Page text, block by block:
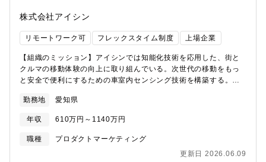
株式会社アイシン
リモートワーク可 フレックスタイム制度 上場企業
【組織のミッション】アイシンでは知能化技術を応用した、街と
クルマの移動体験の向上に取り組んでいる。次世代の移動をもっ
と安全で便利にするための車室内センシング技術を構築する。
技術を構築します。ソフトウェア開発やデータ開発でありなが
ら、実車と接続した機能開発を行う事で、自分のアイデアで形作
る未来のクルマを実感しながら進めることが出来ます。新しいこ
とにチャレンジできます。【業務のやりがい】・最先端のAI技術
製品化を目指すことで世の中に貢献できます【職務内容】最先端
勤務地 愛知県
年収 610万円～1140万円
職種
プロダクトマーケティング
更新日 2026.06.09